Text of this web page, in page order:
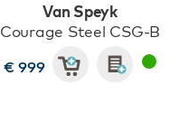
Van Speyk
Courage Steel CSG-B
€ 999